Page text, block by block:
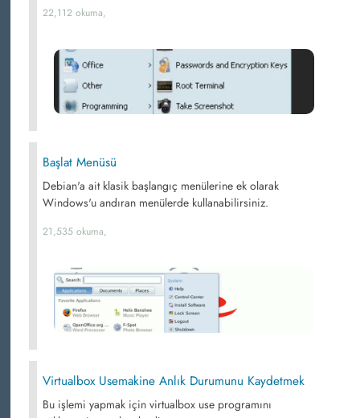
22,112 okuma,
Başlat Menüsü
Debian'a ait klasik başlangıç menülerine ek olarak
Windows'u andıran menülerde kullanabilirsiniz.
21,535 okuma,
Virtualbox Usemakine Anlık Durumunu Kaydetmek
Bu işlemi yapmak için virtualbox use programını